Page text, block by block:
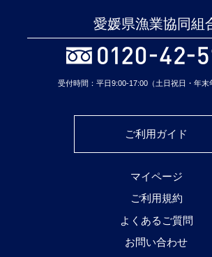
愛媛県漁業協同組
受付時間：平日9:00-17:00（土日祝日・年末
ご利用ガイド
マイページ
ご利用規約
よくあるご質問
お問い合わせ